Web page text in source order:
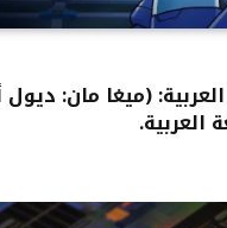
(ميغا مان: ديول
العربية.